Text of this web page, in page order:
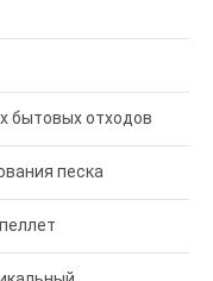
бытовых отходов
песка